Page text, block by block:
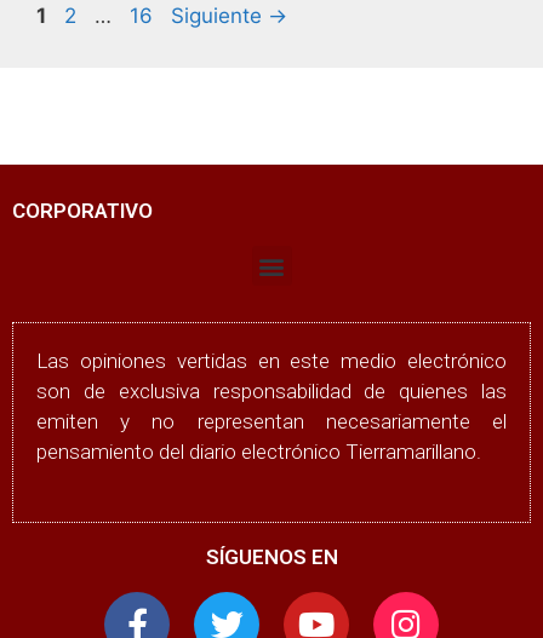
1 2 … 16 Siguiente →
CORPORATIVO
Las opiniones vertidas en este medio electrónico
son de exclusiva responsabilidad de quienes las
emiten y no representan necesariamente el
pensamiento del diario electrónico Tierramarillano.
SÍGUENOS EN